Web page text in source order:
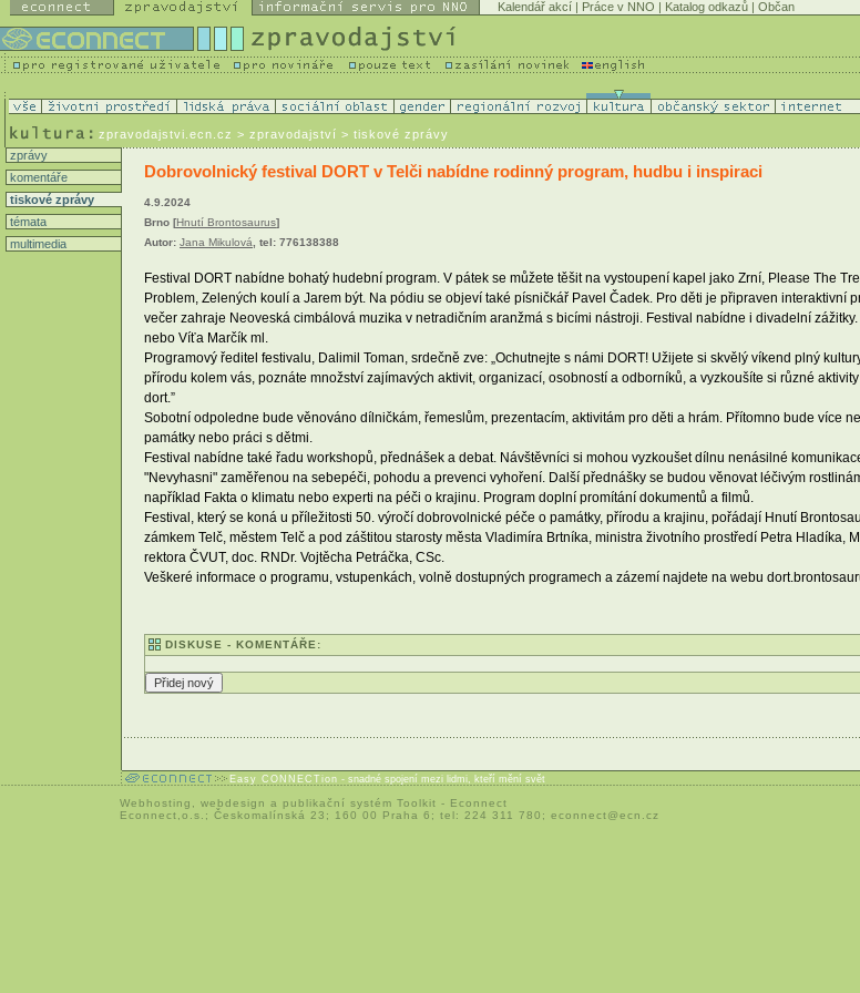
Kalendář akcí | Práce v NNO | Katalog odkazů | Občan
zpravodajstvi.ecn.cz > zpravodajství > tiskové zprávy
zprávy
komentáře
tiskové zprávy
témata
multimedia
Dobrovolnický festival DORT v Telči nabídne rodinný program, hudbu i inspiraci
4.9.2024
Brno [Hnutí Brontosaurus]
Autor: Jana Mikulová, tel: 776138388
Festival DORT nabídne bohatý hudební program. V pátek se můžete těšit na vystoupení kapel jako Zrní, Please The
Problem, Zelených koulí a Jarem být. Na pódiu se objeví také písničkář Pavel Čadek. Pro děti je připraven interaktivní
večer zahraje Neoveská cimbálová muzika v netradičním aranžmá s bicími nástroji. Festival nabídne i divadelní
nebo Víťa Marčík ml.
Programový ředitel festivalu, Dalimil Toman, srdečně zve: „Ochutnejte s námi DORT! Užijete si skvělý víkend plný
přírodu kolem vás, poznáte množství zajímavých aktivit, organizací, osobností a odborníků, a vyzkoušíte si různé
dort.”
Sobotní odpoledne bude věnováno dílničkám, řemeslům, prezentacím, aktivitám pro děti a hrám. Přítomno bude více
památky nebo práci s dětmi.
Festival nabídne také řadu workshopů, přednášek a debat. Návštěvníci si mohou vyzkoušet dílnu nenásilné
"Nevyhasni" zaměřenou na sebepéči, pohodu a prevenci vyhoření. Další přednášky se budou věnovat léčivým
například Fakta o klimatu nebo experti na péči o krajinu. Program doplní promítání dokumentů a filmů.
Festival, který se koná u příležitosti 50. výročí dobrovolnické péče o památky, přírodu a krajinu, pořádají Hnutí
zámkem Telč, městem Telč a pod záštitou starosty města Vladimíra Brtníka, ministra životního prostředí Petra Hladíka,
rektora ČVUT, doc. RNDr. Vojtěcha Petráčka, CSc.
Veškeré informace o programu, vstupenkách, volně dostupných programech a zázemí najdete na webu
DISKUSE - KOMENTÁŘE:
Easy CONNECTion - snadné spojení mezi lidmi, kteří mění svět
Webhosting webdesign a publikační systém Toolkit - Econnect
Econnect,o.s.; Českomalínská 23; 160 00 Praha 6; tel: 224 311 780; econnect@ecn.cz